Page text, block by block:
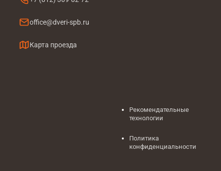
office@dveri-spb.ru
Карта проезда
Рекомендательные
технологии
Политика
конфиденциальности